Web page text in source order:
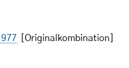
[Originalkombination]